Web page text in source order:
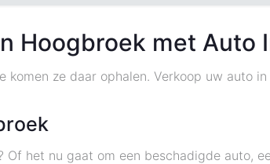
Hoogbroek met Auto
komen ze daar ophalen. Verkoop uw auto
het nu gaat om een beschadigde auto,